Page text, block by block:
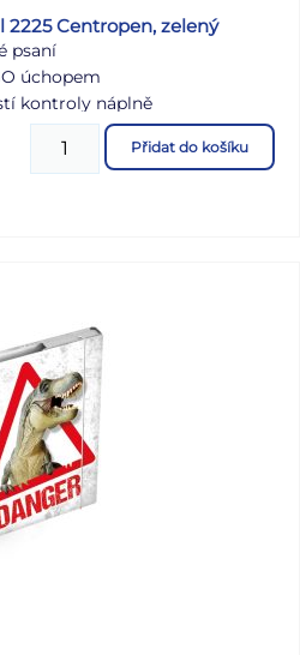
2225 Centropen, zelený
psaní
úchopem
kontroly náplně
barvách
Přidat do košíku